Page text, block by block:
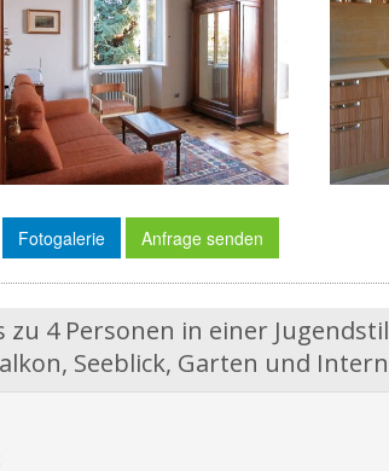
Fotogalerie Anfrage senden
4 Personen in einer
Seeblick, Garten und